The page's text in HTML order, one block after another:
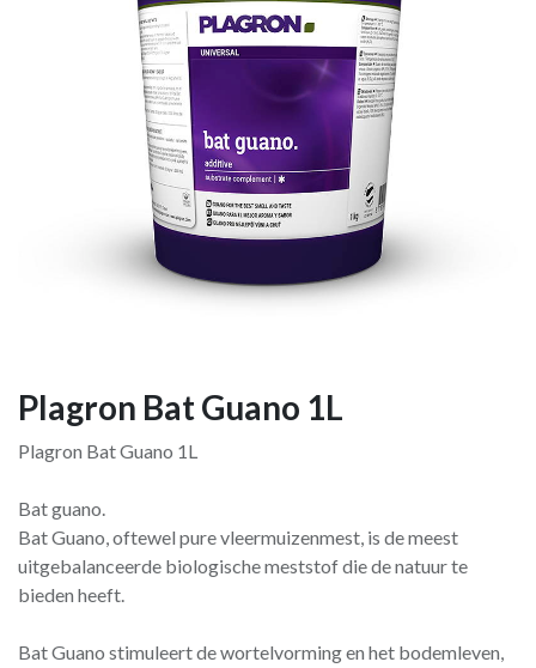
Plagron Bat Guano 1L
Plagron Bat Guano 1L
Bat guano.
Bat Guano, oftewel pure vleermuizenmest, is de meest
uitgebalanceerde biologische meststof die de natuur te
bieden heeft.
Bat Guano stimuleert de wortelvorming en het bodemleven,